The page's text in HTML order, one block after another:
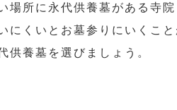
場所に永代供養墓がある寺院
にくいとお墓参りにいくこ
供養墓を選びましょう。